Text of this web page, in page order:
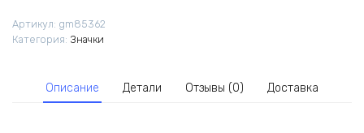
Артикул: gm85362
Категория: Значки
Описание Детали Отзывы (0) Доставка